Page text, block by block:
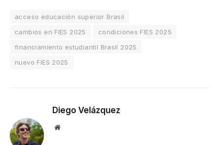
acceso educación superior Brasil
cambios en FIES 2025
condiciones FIES 2025
financiamiento estudiantil Brasil 2025
nuevo FIES 2025
Diego Velázquez
Website